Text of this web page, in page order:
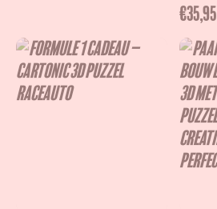
€35,95